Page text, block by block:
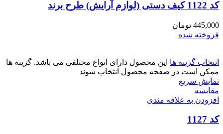
کد 1122 کیف دستی (لوازم آرایش) طرح برند
445,000 تومان
فروخته شده
انتخاب گزینه ها این محصول دارای انواع مختلفی می باشد. گزینه ها
ممکن است در صفحه محصول انتخاب شوند
نمایش سریع
مقايسه
افزودن به علاقه مندی
کد 1127